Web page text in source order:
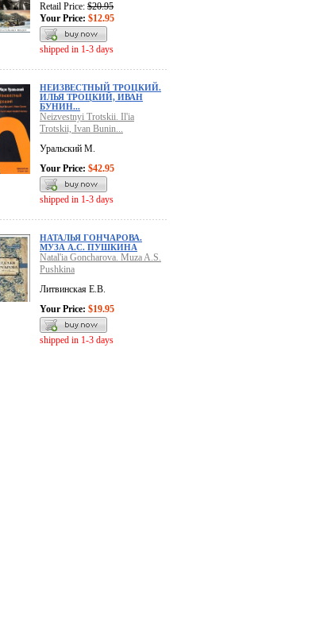
Retail Price: $20.95
Your Price: $12.95
shipped in 1-3 days
НЕИЗВЕСТНЫЙ ТРОЦКИЙ.
ИЛЬЯ ТРОЦКИЙ, ИВАН
БУНИН...
Neizvestnyi Trotskii. Il'ia
Trotskii, Ivan Bunin...
Уральский М.
Your Price: $42.95
shipped in 1-3 days
НАТАЛЬЯ ГОНЧАРОВА.
МУЗА А.С. ПУШКИНА
Natal'ia Goncharova. Muza A.S.
Pushkina
Литвинская Е.В.
Your Price: $19.95
shipped in 1-3 days